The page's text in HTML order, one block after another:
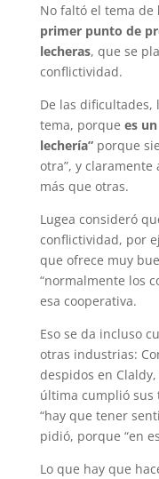
No faltó el tema de
primer punto de
lecheras, que se
conflictividad.
De las dificultades,
tema, porque es
lechería”porque
otra”, y claramente
más que otras.
Lugea consideró
conflictividad, por
que ofrece muy
“normalmente los
esa cooperativa.
Eso se da incluso
otras industrias:
despidos en
última cumplió sus
“hay que tener
pidió, porque “en
Lo que hay que